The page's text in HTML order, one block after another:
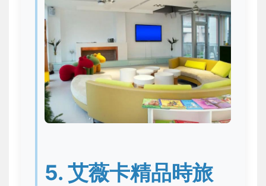
5. 艾薇卡精品時旅